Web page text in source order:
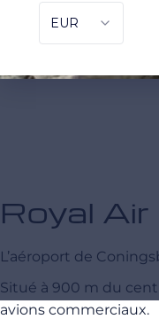
Royal
L’aéroport de
Situé à 900 m du
avions commerciaux.